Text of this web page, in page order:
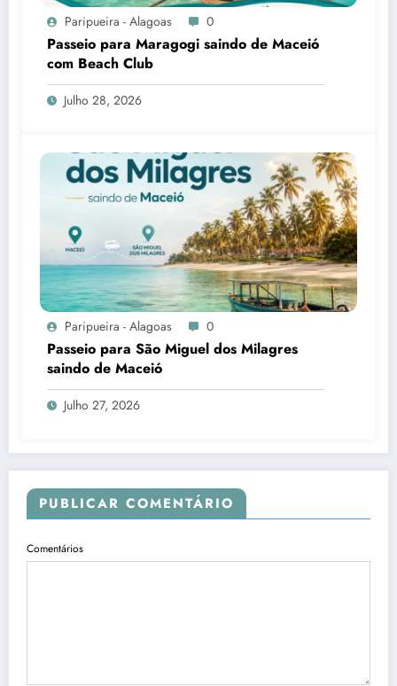
Paripueira - Alagoas 0
Passeio para Maragogi saindo de Maceió
com Beach Club
Julho 28, 2026
Paripueira - Alagoas 0
Passeio para São Miguel dos Milagres
saindo de Maceió
Julho 27, 2026
PUBLICAR COMENTÁRIO
Comentários